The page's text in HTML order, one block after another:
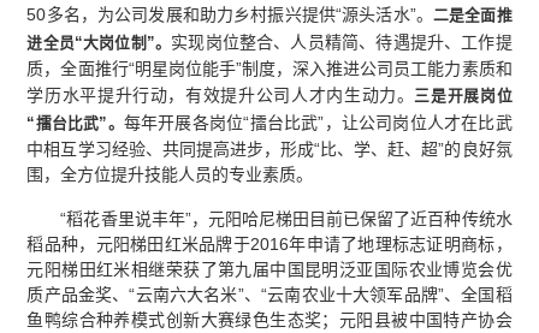
50多名，为公司发展和助力乡村振兴提供“源头活水”。二是全面推
进全员“大岗位制”。 实现岗位整合、人员精简、待遇提升、工作提
质，全面推行“明星岗位能手”制度，深入推进公司员工能力素质和
学历水平提升行动，有效提升公司人才内生动力。 三是开展岗位
“擂台比武”。 每年开展各岗位“擂台比武”，让公司岗位人才在比武
中相互学习经验、共同提高进步，形成“比、学、赶、超”的良好氛
围，全方位提升技能人员的专业素质。
“稻花香里说丰年”，元阳哈尼梯田目前已保留了近百种传统水
稻品种，元阳梯田红米品牌于2016年申请了地理标志证明商标，
元阳梯田红米相继荣获了第九届中国昆明泛亚国际农业博览会优
质产品金奖、“云南六大名米”、“云南农业十大领军品牌”、全国稻
鱼鸭综合种养模式创新大赛绿色生态奖；元阳县被中国特产协会